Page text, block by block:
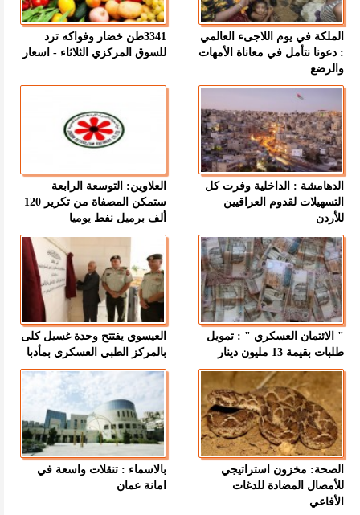
الملكة في يوم اللاجىء العالمي
: دعونا نتأمل في معاناة الأمهات
والرضع
3341طن خضار وفواكه ترد
للسوق المركزي الثلاثاء - اسعار
الدهامشة : الداخلية وفرت كل
التسهيلات لقدوم العراقيين
للأردن
العلاوين: التوسعة الرابعة
ستمكن المصفاة من تكرير 120
ألف برميل نفط يوميا
" الائتمان العسكري " : تمويل
طلبات بقيمة 13 مليون دينار
العيسوي يفتتح وحدة غسيل كلى
بالمركز الطبي العسكري بمأدبا
الصحة: مخزون استراتيجي
للأمصال المضادة للدغات
الأفاعي
بالاسماء : تنقلات واسعة في
امانة عمان